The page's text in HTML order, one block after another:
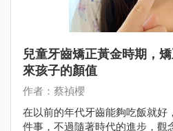
兒童牙齒矯正黃金時期，
來孩子的顏值
作者：蔡禎櫻
在以前的年代牙齒能夠吃飯就好
件事，不過隨著時代的進步，觀